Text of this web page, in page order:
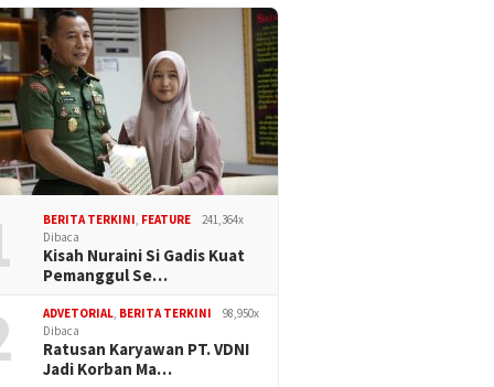
BERITA TERKINI FEATURE
241,364x
Dibaca
Kisah Nuraini Si Gadis Kuat
Pemanggul Se…
ADVETORIAL BERITA TERKINI
98,950x
Dibaca
Ratusan Karyawan PT. VDNI
Jadi Korban Ma…